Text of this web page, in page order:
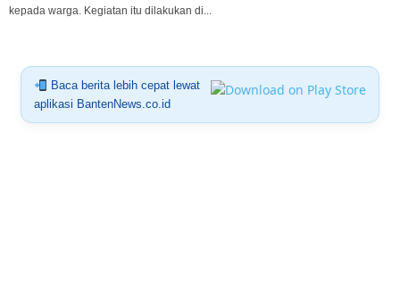
kepada warga. Kegiatan itu dilakukan di...
Baca berita lebih cepat lewat
aplikasi BantenNews.co.id